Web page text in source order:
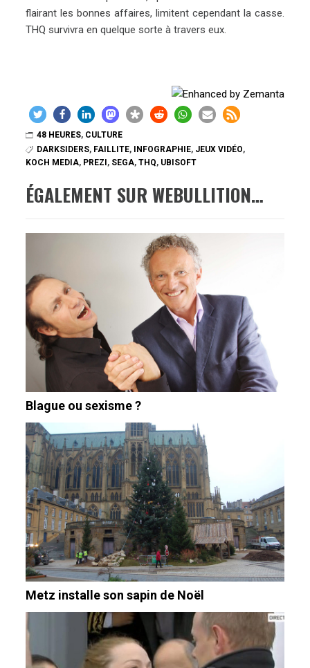
flairant les bonnes affaires, limitent cependant la casse.
THQ survivra en quelque sorte à travers eux.
48 HEURES, CULTURE
DARKSIDERS, FAILLITE, INFOGRAPHIE, JEUX VIDÉO,
KOCH MEDIA, PREZI , SEGA,THQ, UBISOFT
ÉGALEMENT SUR WEBULLITION…
Blague ou sexisme ?
Metz installe son sapin de Noël